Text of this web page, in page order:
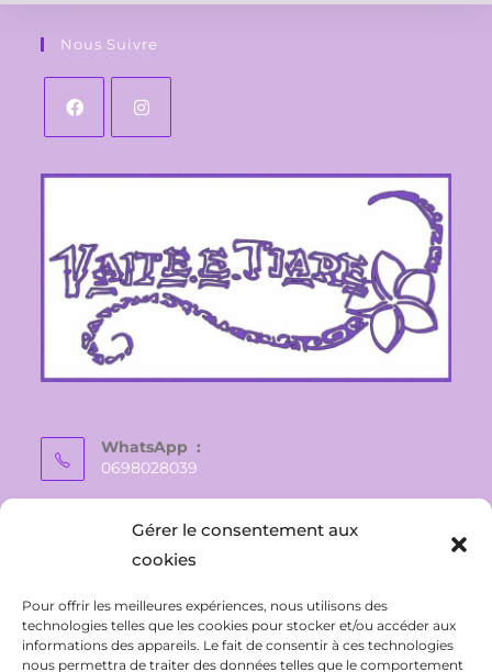
Gérer le consentement aux
cookies
Pour offrir les meilleures expériences, nous utilisons des
technologies telles que les cookies pour stocker et/ou accéder aux
informations des appareils. Le fait de consentir à ces technologies
nous permettra de traiter des données telles que le comportement
Nous Suivre
WhatsApp :
0698028039
vaite.e.tiare@gmail.com